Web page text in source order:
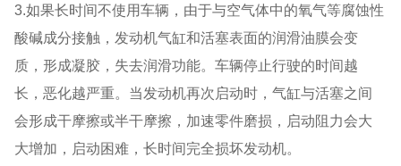
3.如果长时间不使用车辆，由于与空气体中的氧气等腐蚀性
酸碱成分接触，发动机气缸和活塞表面的润滑油膜会变
质，形成凝胶，失去润滑功能。车辆停止行驶的时间越
长，恶化越严重。当发动机再次启动时，气缸与活塞之间
会形成干摩擦或半干摩擦，加速零件磨损，启动阻力会大
大增加，启动困难，长时间完全损坏发动机。